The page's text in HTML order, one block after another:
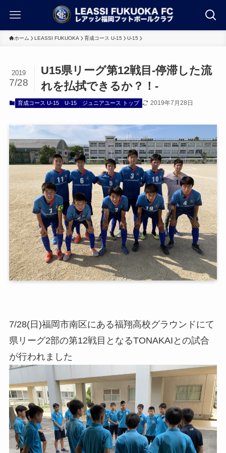
ホーム LEASSI FUKUOKA 育成コース U-15 U-15
U15県リーグ第12戦目-停滞した流
れを払拭できるか？！-
2019
7/28
育成コース U-15 U-15 ジュニアユース トップ 2019年7月28日
7/28(日)福岡市南区にある福翔高校グラウンドにて
県リーグ2部の第12戦目となるTONAKAIとの試合
が行われました